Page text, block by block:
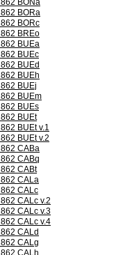
862 BONa
862 BORa
862 BORc
862 BREo
862 BUEa
862 BUEc
862 BUEd
862 BUEh
862 BUEj
862 BUEm
862 BUEs
862 BUEt
862 BUEt v.1
862 BUEt v.2
862 CABa
862 CABq
862 CABt
862 CALa
862 CALc
862 CALc v.2
862 CALc v.3
862 CALc v.4
862 CALd
862 CALg
862 CALh